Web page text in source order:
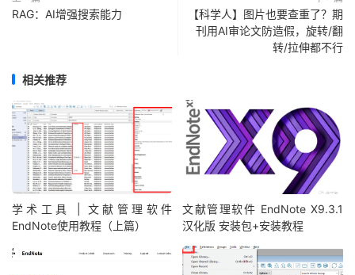
RAG：AI增强搜索能力
【科学人】图片也要查重了？期
刊用AI审论文防造假，旋转/翻
转/拉伸都不行
相关推荐
学术工具 | 文献管理软件
EndNote使用教程（上篇）
文献管理软件 EndNote X9.3.1
汉化版 安装包+安装教程